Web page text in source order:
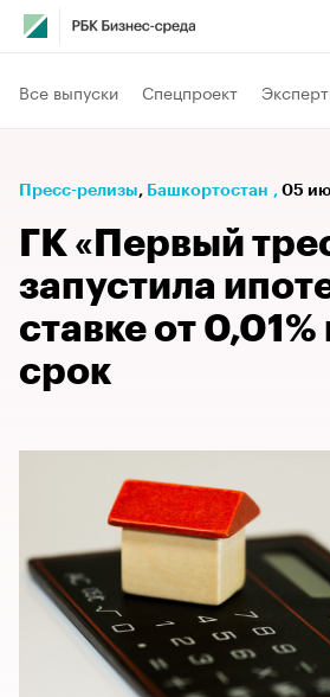
Все выпуски Спецпроект
Пресс-релизы⁠, Башкортостан , 05
ГК «Первый
запустила
ставке от 0,01%
срок